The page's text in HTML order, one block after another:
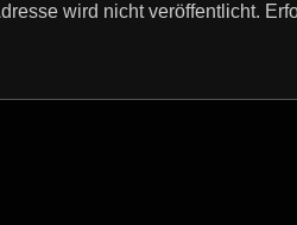
wird nicht veröffentlicht.